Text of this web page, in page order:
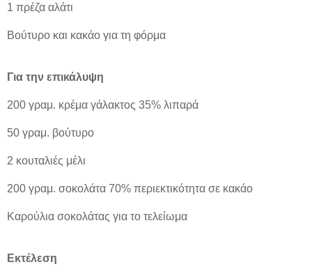
1 πρέζα αλάτι
Βούτυρο και κακάο για τη φόρμα
Για την επικάλυψη
200 γραμ. κρέμα γάλακτος 35% λιπαρά
50 γραμ. βούτυρο
2 κουταλιές μέλι
200 γραμ. σοκολάτα 70% περιεκτικότητα σε κακάο
Καρούλια σοκολάτας για το τελείωμα
Εκτέλεση